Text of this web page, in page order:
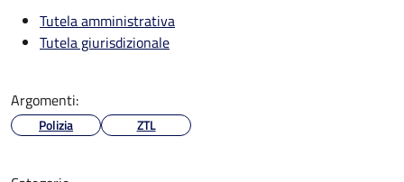
Tutela amministrativa
Tutela giurisdizionale
Argomenti:
Polizia ZTL